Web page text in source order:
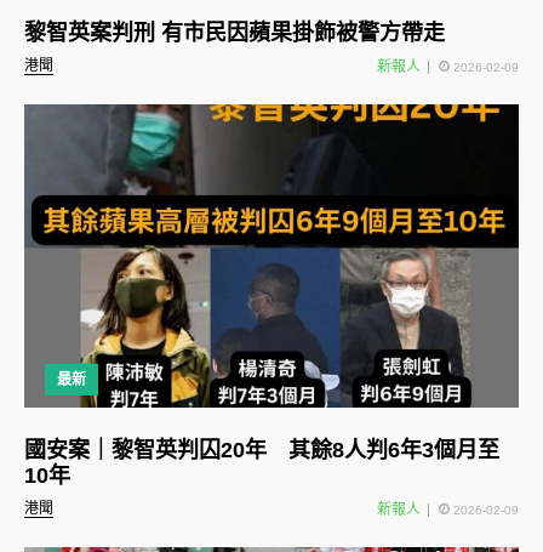
港聞
黎智英案判刑 有市民因蘋果掛飾被警方帶走
新報人 2026-02-09
最新
港聞
國安案｜黎智英判囚20年 其餘8人判6年3個月至
10年
新報人 2026-02-09